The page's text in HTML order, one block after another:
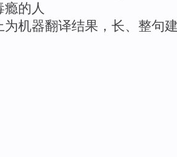
瘾的人
为机器翻译结果，长、整句